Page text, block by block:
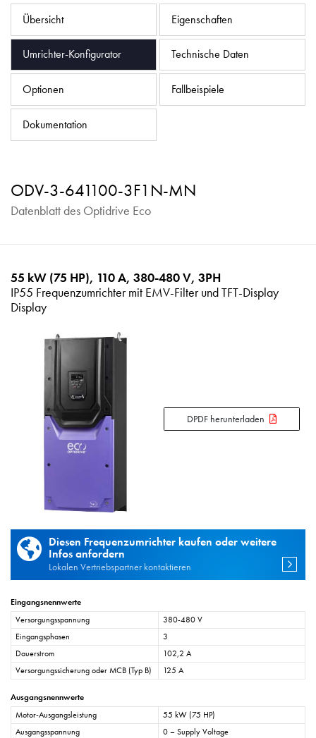
Übersicht Eigenschaften
Umrichter-Konfigurator Technische Daten
Optionen Fallbeispiele
Dokumentation
ODV-3-641100-3F1N-MN
Datenblatt des Optidrive Eco
55 kW (75 HP), 110 A, 380-480 V, 3PH
IP55 Frequenzumrichter mit EMV-Filter und TFT-Display
Display
DPDF herunterladen
Diesen Frequenzumrichter kaufen oder weitere
Infos anfordern
Lokalen Vertriebspartner kontaktieren
Eingangsnennwerte
Versorgungsspannung
380-480 V
Eingangsphasen
3
Dauerstrom
102,2 A
Versorgungssicherung oder MCB (Typ B)
125 A
Ausgangsnennwerte
Motor-Ausgangsleistung
55 kW (75 HP)
Ausgangsspannung
0 – Supply Voltage
Datenschutzrichtlinie
Sitemap